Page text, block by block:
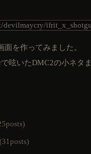
を作ってみました。
呟いたDMC2の小ネタ
(31posts)